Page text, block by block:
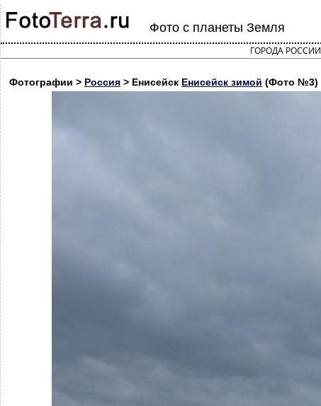
Фото с планеты Земля
ГОРОДА РОССИИ
Фотографии > Россия > Енисейск Енисейск зимой (Фото №3)